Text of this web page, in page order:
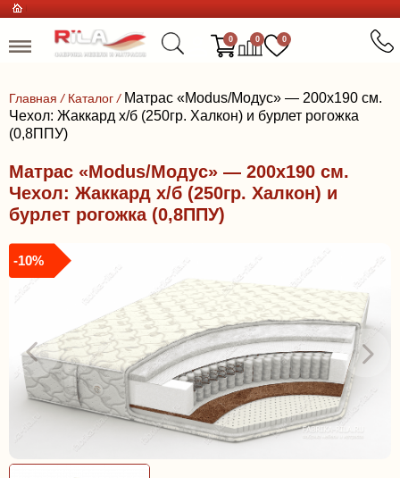
0 0 0
Главная / Каталог / Матрас «Modus/Модус» — 200x190 см.
Чехол: Жаккард х/б (250гр. Халкон) и бурлет рогожка
(0,8ППУ)
Матрас «Modus/Модус» — 200x190 см.
Чехол: Жаккард х/б (250гр. Халкон) и
бурлет рогожка (0,8ППУ)
-10%